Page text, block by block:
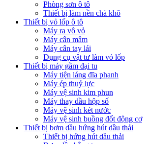
Phòng sơn ô tô
Thiết bị làm nền chà khô
Thiết bị vỏ lốp ô tô
Máy ra vô vỏ
Máy cân mâm
Máy cân tay lái
Dụng cụ vật tư làm vỏ lốp
Thiết bị máy gầm đại tu
Máy tiện láng đĩa phanh
Máy ép thuỷ lực
Máy vệ sinh kim phun
Máy thay dầu hộp số
Máy vệ sinh két nước
Máy vệ sinh buồng đốt động cơ
Thiết bị bơm dầu hứng hút dầu thải
Thiết bị hứng hút dầu thải